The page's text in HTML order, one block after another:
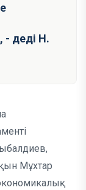
- деді Н.
Мұхтар